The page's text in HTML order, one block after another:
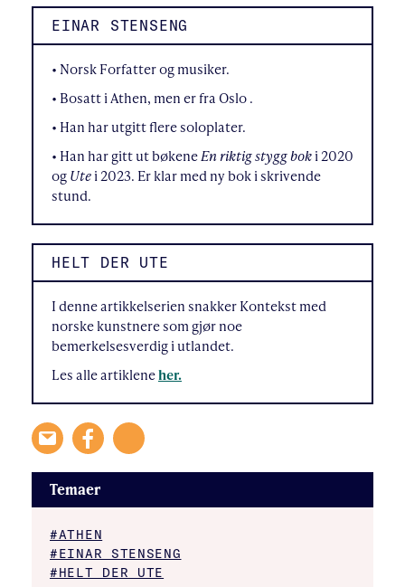
EINAR STENSENG
• Norsk Forfatter og musiker.
• Bosatt i Athen, men er fra Oslo .
• Han har utgitt flere soloplater.
• Han har gitt ut bøkeneEn riktig stygg boki 2020
ogUtei 2023. Er klar med ny bok i skrivende
stund.
HELT DER UTE
I denne artikkelserien snakker Kontekst med
norske kunstnere som gjør noe
bemerkelsesverdig i utlandet.
Les alle artikleneher.
Temaer
#ATHEN
#EINAR STENSENG
#HELT DER UTE